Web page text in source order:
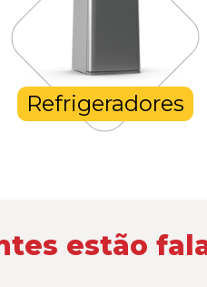
Refrigeradores
estão